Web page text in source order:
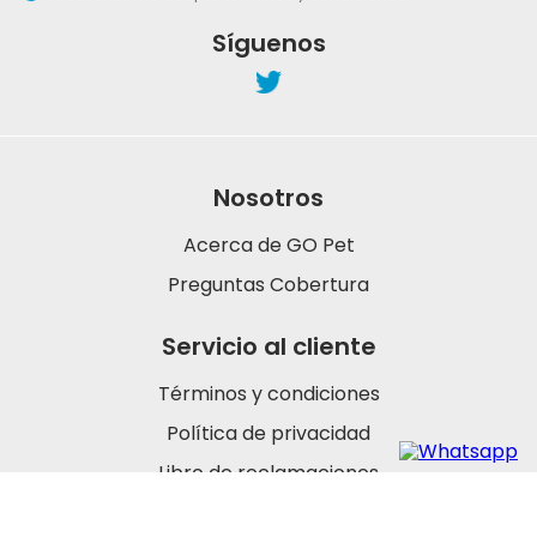
Síguenos
Servicio al cliente
Términos y condiciones
Política de privacidad
Libro de reclamaciones
Nosotros
Acerca de GO Pet
Preguntas Cobertura